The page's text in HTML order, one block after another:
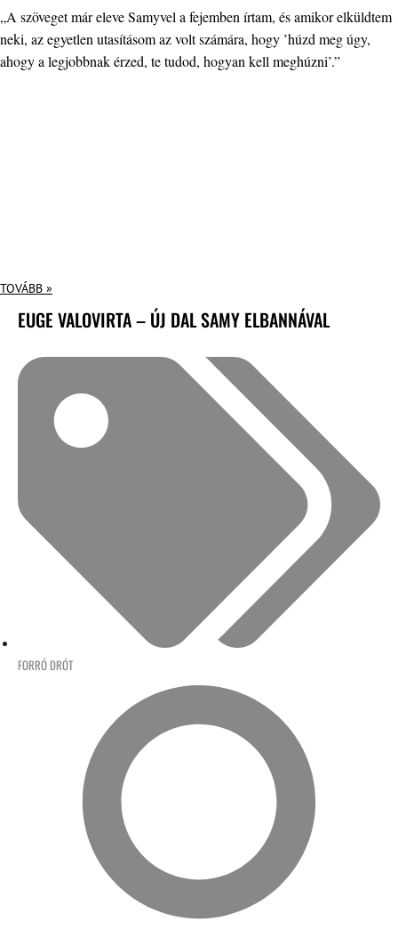
„A szöveget már eleve Samyvel a fejemben írtam, és amikor elküldtem
neki, az egyetlen utasításom az volt számára, hogy ’húzd meg úgy,
ahogy a legjobbnak érzed, te tudod, hogyan kell meghúzni’.”
TOVÁBB »
EUGE VALOVIRTA – ÚJ DAL SAMY ELBANNÁVAL
FORRÓ DRÓT